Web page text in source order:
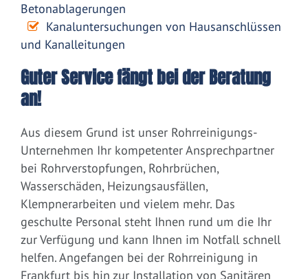
Betonablagerungen
Kanaluntersuchungen von Hausanschlüssen
und Kanalleitungen
Guter Service fängt bei der Beratung
an!
Aus diesem Grund ist unser Rohrreinigungs-
Unternehmen Ihr kompetenter Ansprechpartner
bei Rohrverstopfungen, Rohrbrüchen,
Wasserschäden, Heizungsausfällen,
Klempnerarbeiten und vielem mehr. Das
geschulte Personal steht Ihnen rund um die Ihr
zur Verfügung und kann Ihnen im Notfall schnell
helfen. Angefangen bei der Rohrreinigung in
Frankfurt bis hin zur Installation von Sanitären